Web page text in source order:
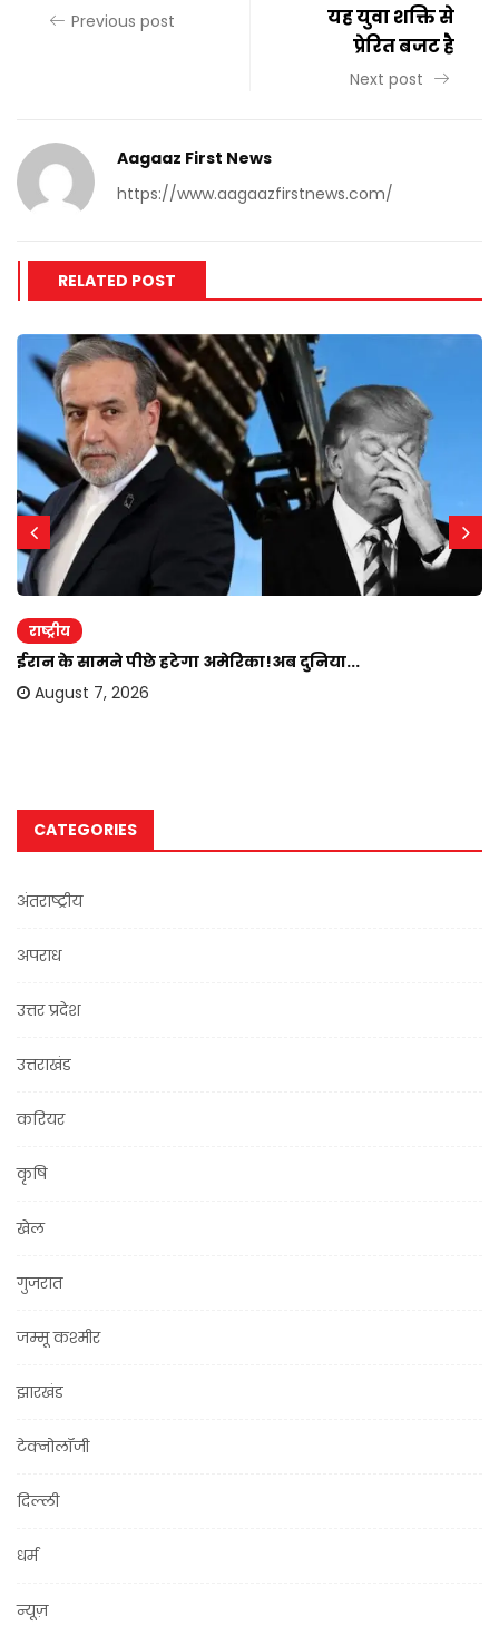
Previous post
यह युवा शक्ति से
प्रेरित बजट है
Next post
Aagaaz First News
https://www.aagaazfirstnews.com/
RELATED POST
राष्ट्रीय
ईरान के सामने पीछे हटेगा अमेरिका!अब दुनिया...
August 7, 2026
CATEGORIES
अंतराष्ट्रीय
अपराध
उत्तर प्रदेश
उत्तराखंड
करियर
कृषि
खेल
गुजरात
जम्मू कश्मीर
झारखंड
टेक्नोलॉजी
दिल्ली
धर्म
न्यूज़